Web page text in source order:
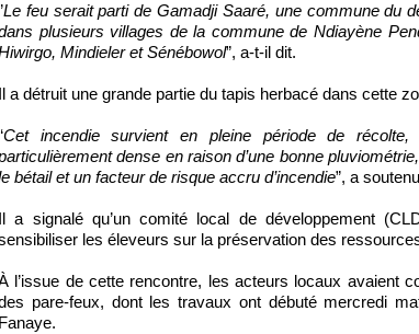
Le feu serait parti de Gamadji Saaré, une commune du
plusieurs villages de la commune de Ndiayène
Mindieler et Sénébowol”, a-t-il dit.
Il a détruit une grande partie du tapis herbacé dans cette
Cet incendie survient en pleine période de
dense en raison d’une bonne
bétail et un facteur de risque accru d’incendie”, a
Il a signalé qu’un comité local de développement
les éleveurs sur la préservation des
l’issue de cette rencontre, les acteurs locaux avaient
pare-feux, dont les travaux ont débuté mercredi
Fanaye.